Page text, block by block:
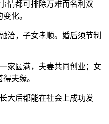
情都可排除万难而名利双
化。
洽，子女孝顺。婚后须节制
家圆满，夫妻共同创业；女
夫缘。
大后都能在社会上成功发